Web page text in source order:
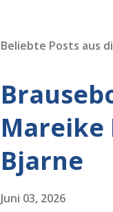
Beliebte Posts aus
Mareike
Bjarne
Juni 03, 2026